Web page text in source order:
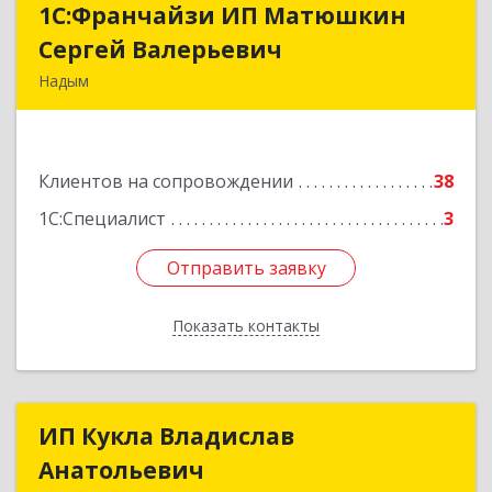
1С:Франчайзи ИП Матюшкин
Сергей Валерьевич
Надым
Клиентов на сопровождении
38
1С:Специалист
3
Отправить заявку
Показать контакты
1С:Франчайзи ИП Матюшкин
Сергей Валерьевич
Подробнее
Отправить заявку
Назад
ИП Кукла Владислав
Анатольевич
ИП Кукла Владислав